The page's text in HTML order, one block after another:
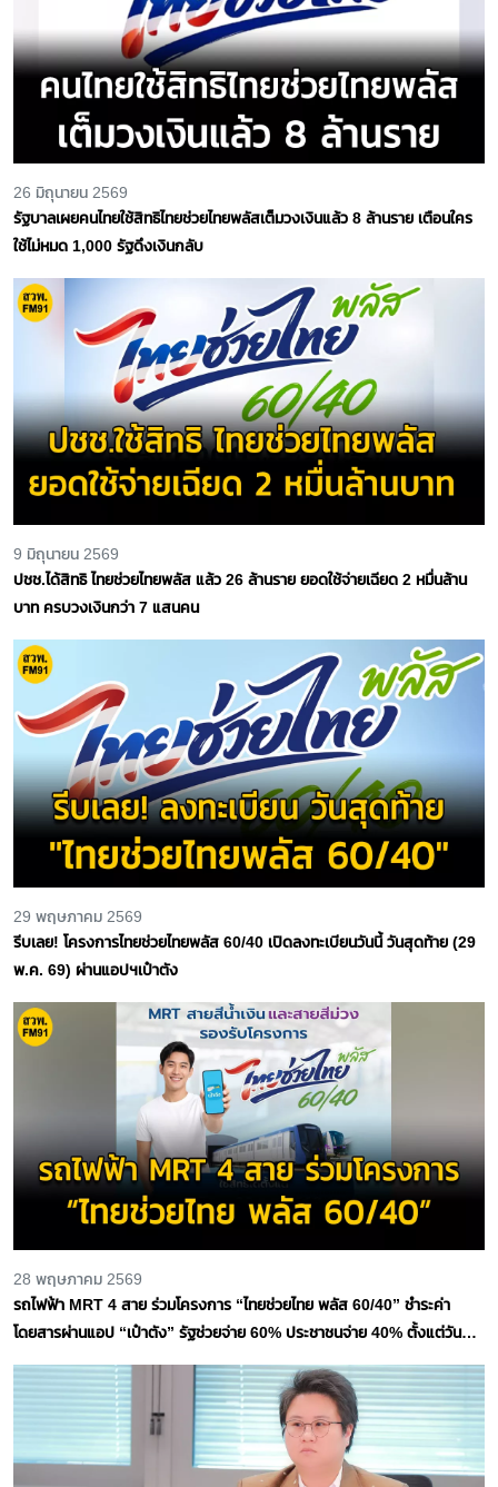
26 มิถุนายน 2569
รัฐบาลเผยคนไทยใช้สิทธิไทยช่วยไทยพลัสเต็มวงเงินแล้ว 8 ล้านราย เตือนใคร
ใช้ไม่หมด 1,000 รัฐดึงเงินกลับ
9 มิถุนายน 2569
ปชช.ได้สิทธิ ไทยช่วยไทยพลัส แล้ว 26 ล้านราย ยอดใช้จ่ายเฉียด 2 หมื่นล้าน
บาท ครบวงเงินกว่า 7 แสนคน
29 พฤษภาคม 2569
รีบเลย! โครงการไทยช่วยไทยพลัส 60/40 เปิดลงทะเบียนวันนี้ วันสุดท้าย (29
พ.ค. 69) ผ่านแอปฯเป๋าตัง
28 พฤษภาคม 2569
รถไฟฟ้า MRT 4 สาย ร่วมโครงการ “ไทยช่วยไทย พลัส 60/40” ชำระค่า
โดยสารผ่านแอป “เป๋าตัง” รัฐช่วยจ่าย 60% ประชาชนจ่าย 40% ตั้งแต่วันที่ 1